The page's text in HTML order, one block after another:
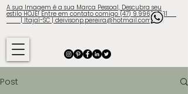
A sua Imagem é a sua Marca Pessoal, Descubra seu
estilo HOJE! Entre em contato comigo (47) 9.9960-3131
| Itajaí-SC | deivisonp.pereira@hotmail.com
Post